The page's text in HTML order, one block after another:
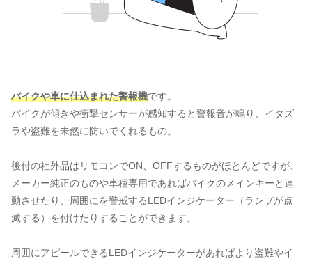
バイクや車に仕込まれた警報機です。
バイクが傾きや衝撃センサーが感知すると警報音が鳴り、イタズ
ラや盗難を未然に防いでくれるもの。
後付の社外品はリモコンでON、OFFするものがほとんどですが、
メーカー純正のものや車種専用であればバイクのメインキーと連
動させたり、周囲にを警戒するLEDインジケーター（ランプが点
滅する）を付けたりすることができます。
周囲にアピールできるLEDインジケーターがあればより盗難やイ